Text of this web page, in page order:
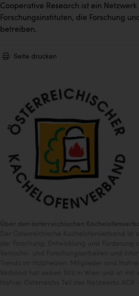
Cooperative Research ist ein
Forschungsinstituten, die Forschung
betreiben.
Seite drucken